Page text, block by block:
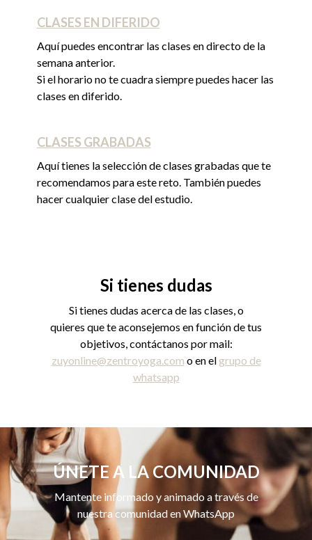
CLASES EN DIFERIDO
Aquí puedes encontrar las clases en directo de la
semana anterior.
Si el horario no te cuadra siempre puedes hacer las
clases en diferido.
CLASES GRABADAS
Aquí tienes la selección de clases grabadas que te
recomendamos para este reto. También puedes
hacer cualquier clase del estudio.
Si tienes dudas
Si tienes dudas acerca de las clases, o
quieres que te aconsejemos en función de tus
objetivos, contáctanos por mail:
zuyonline@zentroyoga.com o en el grupo de
whatsapp
ÚNETE A LA COMUNIDAD
Mantente informado y animado a través de
nuestra comunidad en WhatsApp